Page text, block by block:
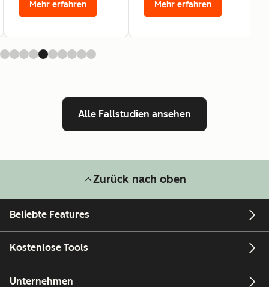
Mehr erfahren Mehr erfahren
Alle Fallstudien ansehen
Zurück nach oben
Beliebte Features
Kostenlose Tools
Unternehmen